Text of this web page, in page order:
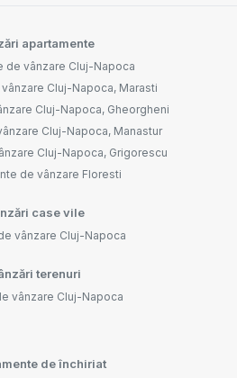
apartamente
de vânzare Cluj-Napoca
Cluj-Napoca, Marasti
Cluj-Napoca, Gheorgheni
Cluj-Napoca, Manastur
Cluj-Napoca, Grigorescu
de vânzare Floresti
case vile
vânzare Cluj-Napoca
terenuri
vânzare Cluj-Napoca
de închiriat